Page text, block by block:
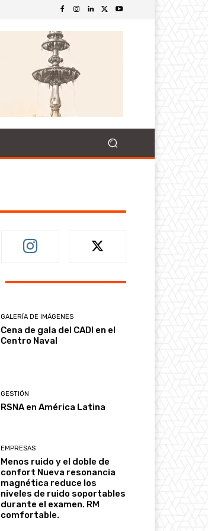
GALERÍA DE IMÁGENES
Cena de gala del CADI en el
Centro Naval
GESTIÓN
RSNA en América Latina
EMPRESAS
Menos ruido y el doble de
confort Nueva resonancia
magnética reduce los
niveles de ruido soportables
durante el examen. RM
comfortable.